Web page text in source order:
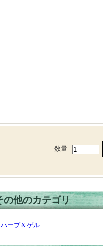
数量
の他のカテゴリ
ハーブ＆ゲル